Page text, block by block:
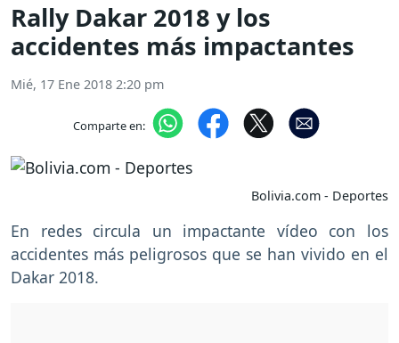
Rally Dakar 2018 y los
accidentes más impactantes
Mié, 17 Ene 2018 2:20 pm
Comparte en:
Bolivia.com - Deportes
En redes circula un impactante vídeo con los
accidentes más peligrosos que se han vivido en el
Dakar 2018.